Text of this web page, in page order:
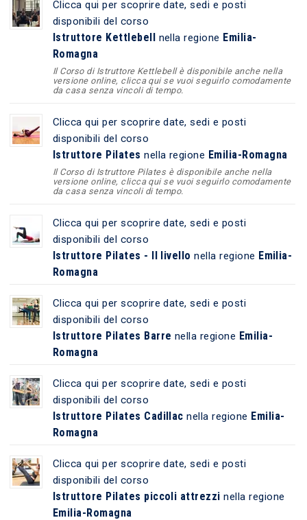
Clicca qui per scoprire date, sedi e posti
disponibili del corso
Istruttore Kettlebell nella regione Emilia-
Romagna
Il Corso di Istruttore Kettlebell è disponibile anche nella
versione online, clicca qui se vuoi seguirlo comodamente
da casa senza vincoli di tempo.
Clicca qui per scoprire date, sedi e posti
disponibili del corso
Istruttore Pilates nella regione Emilia-Romagna
Il Corso di Istruttore Pilates è disponibile anche nella
versione online, clicca qui se vuoi seguirlo comodamente
da casa senza vincoli di tempo.
Clicca qui per scoprire date, sedi e posti
disponibili del corso
Istruttore Pilates - II livello nella regione Emilia-
Romagna
Clicca qui per scoprire date, sedi e posti
disponibili del corso
Istruttore Pilates Barre nella regione Emilia-
Romagna
Clicca qui per scoprire date, sedi e posti
disponibili del corso
Istruttore Pilates Cadillac nella regione Emilia-
Romagna
Clicca qui per scoprire date, sedi e posti
disponibili del corso
Istruttore Pilates piccoli attrezzi nella regione
Emilia-Romagna